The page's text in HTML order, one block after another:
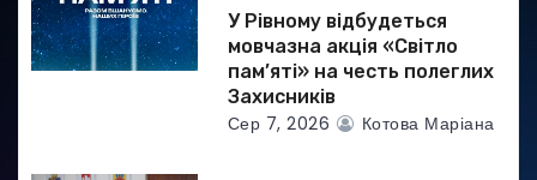
У Рівному відбудеться
мовчазна акція «Світло
пам’яті» на честь полеглих
Захисників
Сер 7, 2026 Котова Маріана